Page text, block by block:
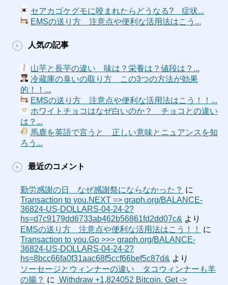
セアカゴケグモに咬まれたらどうなる? 症状...
EMSの送り方 注意点や便利な活用法はこう...
人気の記事
山芋と長芋の違い 味は？栄養は？値段は？...
冷蔵庫の臭いの取り方 この3つの方法が効果
的！！...
EMSの送り方 注意点や便利な活用法はこう！！...
ホワイトチョコはなぜ白いのか？ チョコとの違い
は？...
馬鹿を英語で言うと 正しい意味とニュアンスを知
ろう...
最近のコメント
勤労感謝の日 なぜ感謝祭にならなかった？ に
Transaction to you.NEXT => graph.org/BALANCE-
36824-US-DOLLARS-04-24-2?
hs=d7c9179dd6733ab462b56861fd2dd07c& より
EMSの送り方 注意点や便利な活用法はこう！！
に
Transaction to you.Go >>> graph.org/BALANCE-
36824-US-DOLLARS-04-24-2?
hs=8bcc66fa0f31aac68f5ccf66bef5c87d& より
ソーセージとウィンナーの違い タコウィンナーも羊
の腸？ に ‍ Withdraw +1,824052 Bitcoin. Get ->